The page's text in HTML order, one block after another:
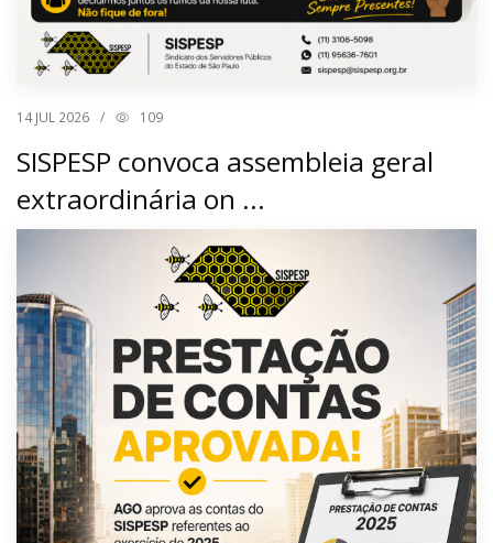
14JUL 2026 / 109
SISPESP convoca assembleia geral
extraordinária on ...